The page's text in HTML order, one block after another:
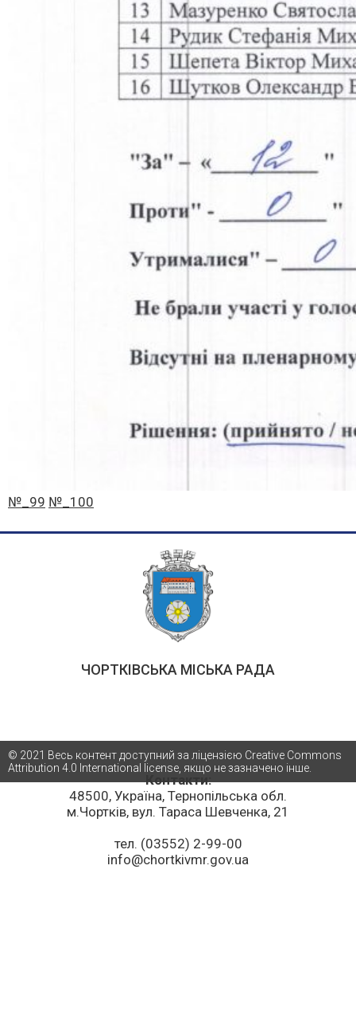
№_99 №_100
ЧОРТКІВСЬКА МІСЬКА РАДА
Контакти:
48500, Україна, Тернопільська обл.
м.Чортків, вул. Тараса Шевченка, 21
тел. (03552) 2-99-00
info@chortkivmr.gov.ua
© 2021 Весь контент доступний за ліцензією Creative Commons
Attribution 4.0 International license, якщо не зазначено інше.